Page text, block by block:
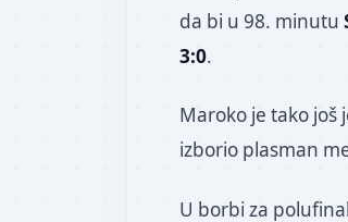
da bi u 98. minutu
3:0.
Maroko je tako još
izborio plasman
U borbi za